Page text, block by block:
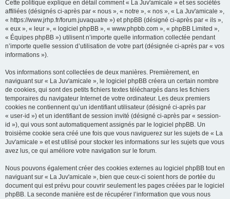
Cette politique explique en détail comment « La Juv'amicale » et ses sociétés
affiliées (désignés ci-après par « nous », « notre », « nos », « La Juv'amicale »,
« https://www.jrhp.fr/forum.juvaquatre ») et phpBB (désigné ci-après par « ils »,
« eux », « leur », « logiciel phpBB », « www.phpbb.com », « phpBB Limited »,
« Équipes phpBB ») utilisent n’importe quelle information collectée pendant
n’importe quelle session d’utilisation de votre part (désignée ci-après par « vos
informations »).
Vos informations sont collectées de deux manières. Premièrement, en
naviguant sur « La Juv'amicale », le logiciel phpBB créera un certain nombre
de cookies, qui sont des petits fichiers textes téléchargés dans les fichiers
temporaires du navigateur Internet de votre ordinateur. Les deux premiers
cookies ne contiennent qu’un identifiant utilisateur (désigné ci-après par
« user-id ») et un identifiant de session invité (désigné ci-après par « session-
id »), qui vous sont automatiquement assignés par le logiciel phpBB. Un
troisième cookie sera créé une fois que vous naviguerez sur les sujets de « La
Juv'amicale » et est utilisé pour stocker les informations sur les sujets que vous
avez lus, ce qui améliore votre navigation sur le forum.
Nous pouvons également créer des cookies externes au logiciel phpBB tout en
naviguant sur « La Juv'amicale », bien que ceux-ci soient hors de portée du
document qui est prévu pour couvrir seulement les pages créées par le logiciel
phpBB. La seconde manière est de récupérer l’information que vous nous